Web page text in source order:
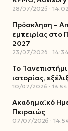
28/07/2026 14:02
Πρόσκληση –
εμπειρίας στο
2027
23/07/2026 14:34
Το
ιστορίας,
10/07/2026 13:54
Ακαδημαϊκό
Πειραιώς
07/07/2026